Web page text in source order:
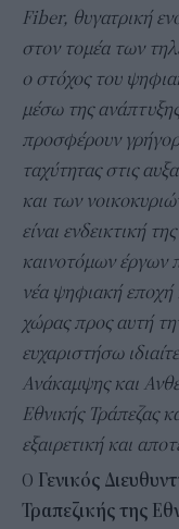
Fiber, θυγατρική
στον τομέα των
ο στόχος του
μέσω της
προσφέρουν
ταχύτητας στις
και των
είναι ενδεικτική
καινοτόμων έργων
νέα ψηφιακή εποχή
χώρας προς αυτή
ευχαριστήσω
Ανάκαμψης και
Εθνικής Τράπεζας
εξαιρετική και
Ο Γενικός
Τραπεζικής της